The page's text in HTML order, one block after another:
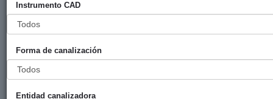
Instrumento CAD
Forma de canalización
Entidad canalizadora
Título
Articulación de
estrategia,desde
la perspectiva
de género,para
la restauración
Vasca de